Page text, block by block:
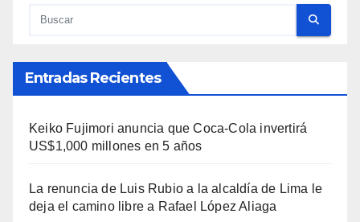
Entradas Recientes
Keiko Fujimori anuncia que Coca-Cola invertirá
US$1,000 millones en 5 años
La renuncia de Luis Rubio a la alcaldía de Lima le
deja el camino libre a Rafael López Aliaga